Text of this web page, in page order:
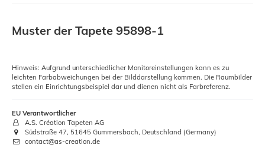
Muster der Tapete 95898-1
Hinweis: Aufgrund unterschiedlicher Monitoreinstellungen kann es zu
leichten Farbabweichungen bei der Bilddarstellung kommen. Die Raumbilder
stellen ein Einrichtungsbeispiel dar und dienen nicht als Farbreferenz.
EU Verantwortlicher
A.S. Création Tapeten AG
Südstraße 47, 51645 Gummersbach, Deutschland (Germany)
contact@as-creation.de